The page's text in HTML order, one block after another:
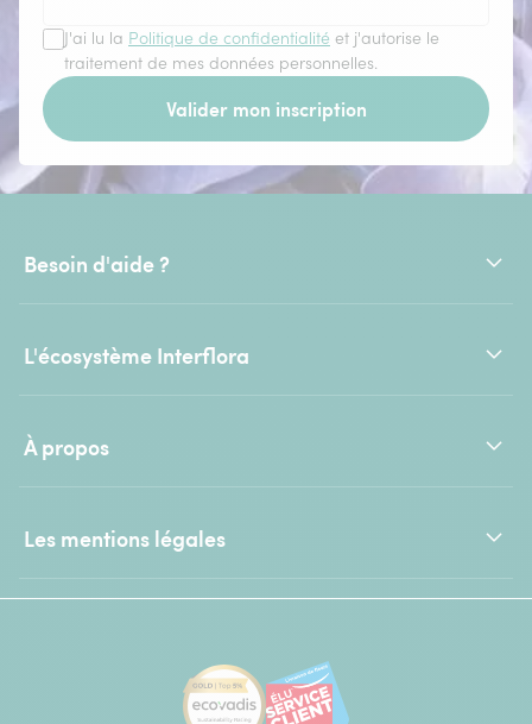
J'ai lu la Politique de confidentialité et j'autorise le
traitement de mes données personnelles.
Valider mon inscription
Besoin d'aide ?
L'écosystème Interflora
À propos
Les mentions légales